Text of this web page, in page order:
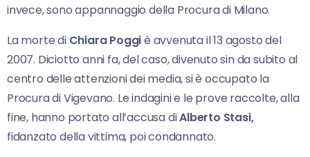
invece, sono appannaggio della Procura di Milano.
La morte di Chiara Poggiè avvenuta il 13 agosto del
2007. Diciotto anni fa, del caso, divenuto sin da subito al
centro delle attenzioni dei media, si è occupato la
Procura di Vigevano. Le indagini e le prove raccolte, alla
fine, hanno portato all’accusa diAlberto Stasi,
fidanzato della vittima, poi condannato.